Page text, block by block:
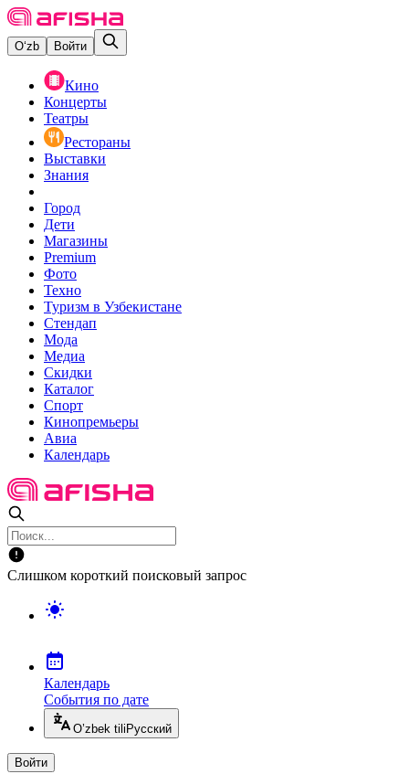
O‘zb Войти
Кино
Концерты
Театры
Рестораны
Выставки
Знания
Город
Дети
Магазины
Premium
Фото
Техно
Туризм в Узбекистане
Стендап
Мода
Медиа
Скидки
Каталог
Спорт
Кинопремьеры
Авиа
Календарь
Слишком короткий поисковый запрос
Календарь
События по дате
O’zbek tili Русский
Войти